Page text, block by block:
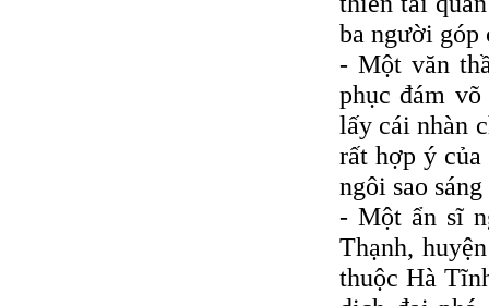
ba người góp
- Một văn
phục đám
lấy cái nhàn
rất hợp ý
ngôi sao
- Một ẩn sĩ
Thạnh,
thuộc Hà